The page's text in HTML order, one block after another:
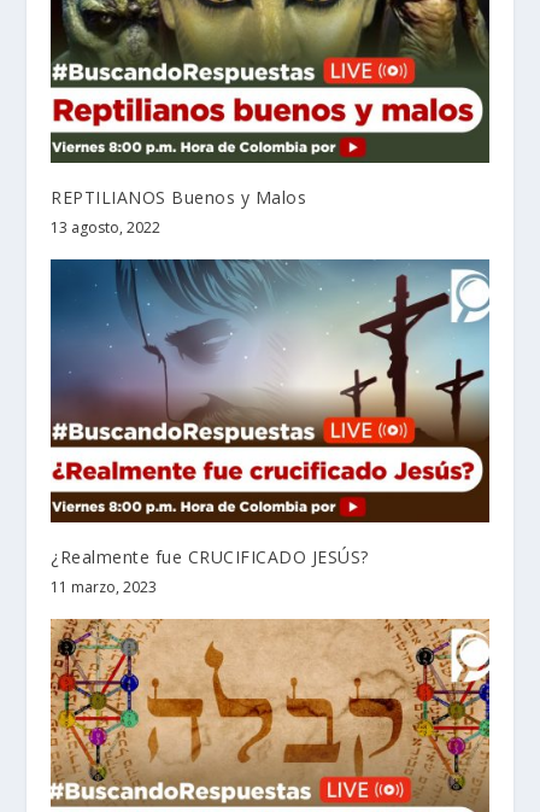
REPTILIANOS Buenos y Malos
13 agosto, 2022
¿Realmente fue CRUCIFICADO JESÚS?
11 marzo, 2023